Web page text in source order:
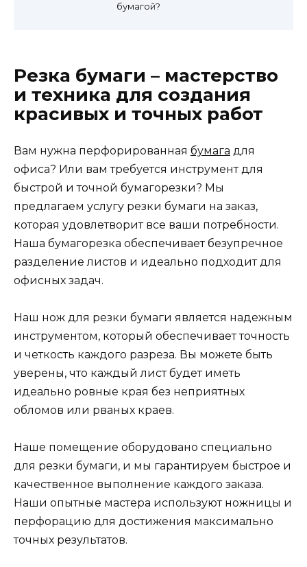
бумагой?
Резка бумаги – мастерство
и техника для создания
красивых и точных работ
Вам нужна перфорированная бумага для
офиса? Или вам требуется инструмент для
быстрой и точной бумагорезки? Мы
предлагаем услугу резки бумаги на заказ,
которая удовлетворит все ваши потребности.
Наша бумагорезка обеспечивает безупречное
разделение листов и идеально подходит для
офисных задач.
Наш нож для резки бумаги является надежным
инструментом, который обеспечивает точность
и четкость каждого разреза. Вы можете быть
уверены, что каждый лист будет иметь
идеально ровные края без неприятных
обломов или рваных краев.
Наше помещение оборудовано специально
для резки бумаги, и мы гарантируем быстрое и
качественное выполнение каждого заказа.
Наши опытные мастера используют ножницы и
перфорацию для достижения максимально
точных результатов.